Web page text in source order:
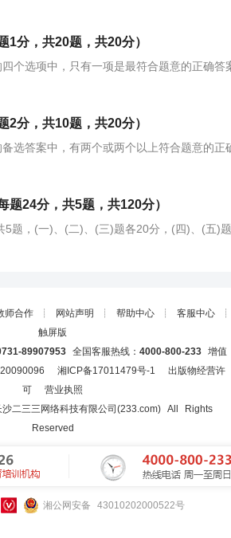
1分，共20题，共20分）
个选项中，只有一项是最符合题意的正确
2分，共10题，共20分）
选答案中，有两个或两个以上符合题意的
题24分，共5题，共120分）
5题，(一)、(二)、(三)题各20分，(四)、(五)
师合作 ┊ 网站声明 ┊ 帮助中心 ┊ 客服中心 ┊
触屏版
89907953全国客服热线： 4000-800-233增值
20090096 湘ICP备17011479号-1
出版物经营许
可
营业执照
沙二三三网络科技有限公司(233.com)All Rights
Reserved
湘公网安备 43010202000522号